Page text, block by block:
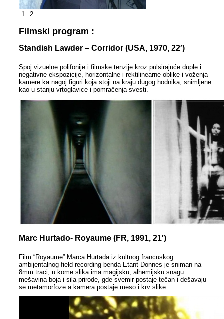
1 2
Filmski program :
Standish Lawder – Corridor (USA, 1970, 22′)
Spoj vizuelne polifonije i filmske tenzije kroz pulsirajuće duple i
negativne ekspozicije, horizontalne i rektilinearne oblike i voženja
kamere ka nagoj figuri koja stoji na kraju dugog hodnika, snimljene
kao u stanju vrtoglavice i pomračenja svesti.
Marc Hurtado- Royaume (FR, 1991, 21′)
Film “Royaume” Marca Hurtada iz kultnog francuskog
ambijentalnog-field recording benda Etant Donnes je sniman na
8mm traci, u kome slika ima magijsku, alhemijsku snagu
mešavina boja i sila prirode, gde svemir postaje tečan i dešavaju
se metamorfoze a kamera postaje meso i krv slike…